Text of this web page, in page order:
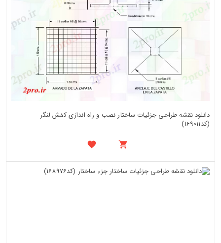
دانلود نقشه طراحی جزئیات ساختار نصب و راه اندازی کفش لنگر
(کد169011)